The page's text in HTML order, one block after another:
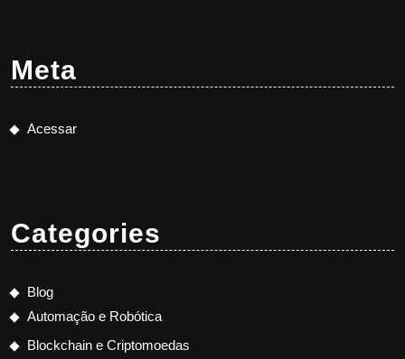
Meta
Acessar
Categories
Blog
Automação e Robótica
Blockchain e Criptomoedas